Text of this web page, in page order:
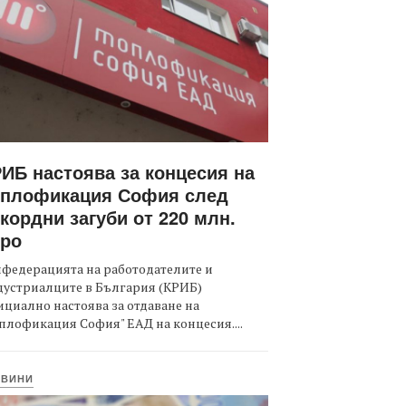
настоява за концесия на
София след
загуби от 220 млн.
на работодателите и
в България (КРИБ)
настоява за отдаване на
София" ЕАД на концесия....